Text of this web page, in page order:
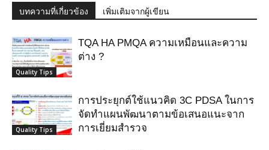
บทความที่เกี่ยวข้อง เพิ่มเติมจากผู้เขียน
Quality Tips
TQA HA PMQA ความเหมือนและความ
ต่าง ?
Quality Tips
การประยุกต์ใช้แนวคิด 3C PDSA ในการ
จัดทำแผนพัฒนาตามข้อเสนอแนะจาก
การเยี่ยมสำรวจ